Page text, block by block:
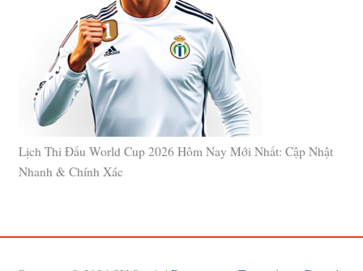
Lịch Thi Đấu World Cup 2026 Hôm Nay Mới Nhất: Cập Nhật
Nhanh & Chính Xác